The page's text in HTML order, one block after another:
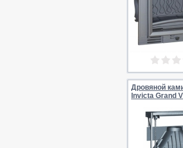
Дровяной
Invicta Grand